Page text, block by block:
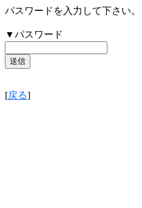
パスワードを入力して下さい。
▼パスワード
[戻る]